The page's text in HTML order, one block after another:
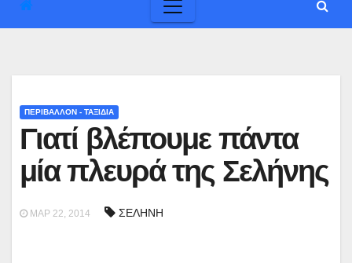
ΠΕΡΙΒΑΛΛΟΝ - ΤΑΞΙΔΙΑ
Γιατί βλέπουμε πάντα
μία πλευρά της Σελήνης
ΜΑΡ 22, 2014 ΣΕΛΗΝΗ